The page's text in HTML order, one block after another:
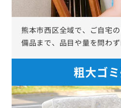
熊本市西区全域で、ご自宅
備品まで、品目や量を問わず
粗大ゴ